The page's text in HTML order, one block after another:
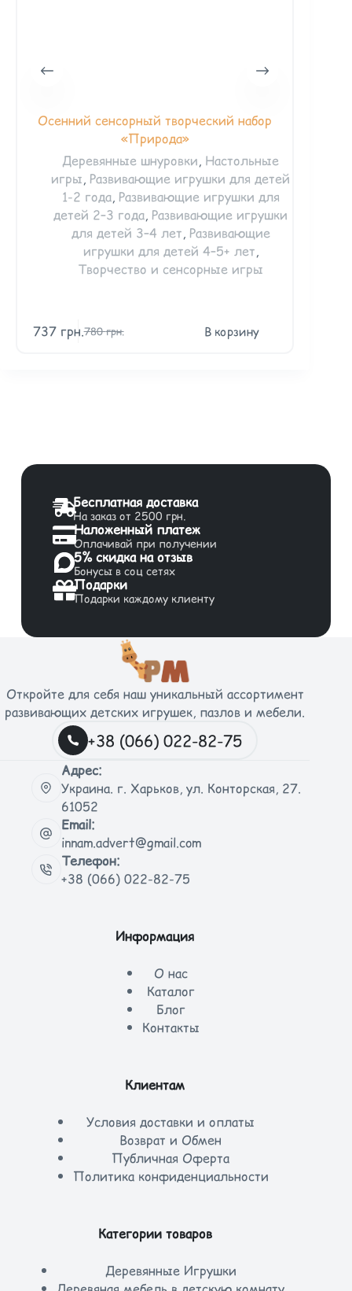
Осенний сенсорный творческий набор
«Природа»
Деревянные шнуровки, Настольные
игры, Развивающие игрушки для детей
1-2 года, Развивающие игрушки для
детей 2–3 года, Развивающие игрушки
для детей 3–4 лет, Развивающие
игрушки для детей 4–5+ лет,
Творчество и сенсорные игры
780грн.
737 грн. В корзину
Бесплатная доставка
На заказ от 2500 грн.
Наложенный платеж
Оплачивай при получении
5% скидка на отзыв
Бонусы в соц сетях
Подарки
Подарки каждому клиенту
Откройте для себя наш уникальный ассортимент
развивающих детских игрушек, пазлов и мебели.
+38 (066) 022-82-75
Адрес:
Украина. г. Харьков, ул. Конторская, 27.
61052
Email:
innam.advert@gmail.com
Телефон:
+38 (066) 022-82-75
Информация
О нас
Каталог
Блог
Контакты
Клиентам
Условия доставки и оплаты
Возврат и Обмен
Публичная Оферта
Политика конфиденциальности
Категории товаров
Деревянные Игрушки